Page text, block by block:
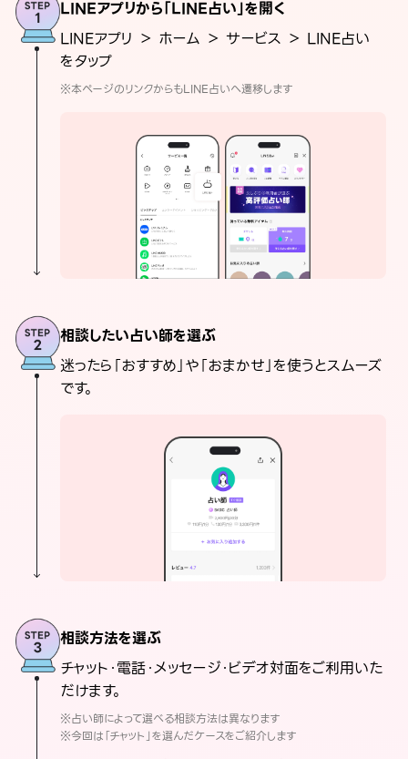
LINEアプリから「LINE占い」を開く
LINEアプリ ＞ ホーム ＞ サービス ＞ LINE占い
をタップ
※本ページのリンクからもLINE占いへ遷移します
相談したい占い師を選ぶ
迷ったら「おすすめ」や「おまかせ」を使うとスムーズ
です。
相談方法を選ぶ
チャット・電話・メッセージ・ビデオ対面をご利用いた
だけます。
※占い師によって選べる相談方法は異なります
※今回は「チャット」を選んだケースをご紹介します